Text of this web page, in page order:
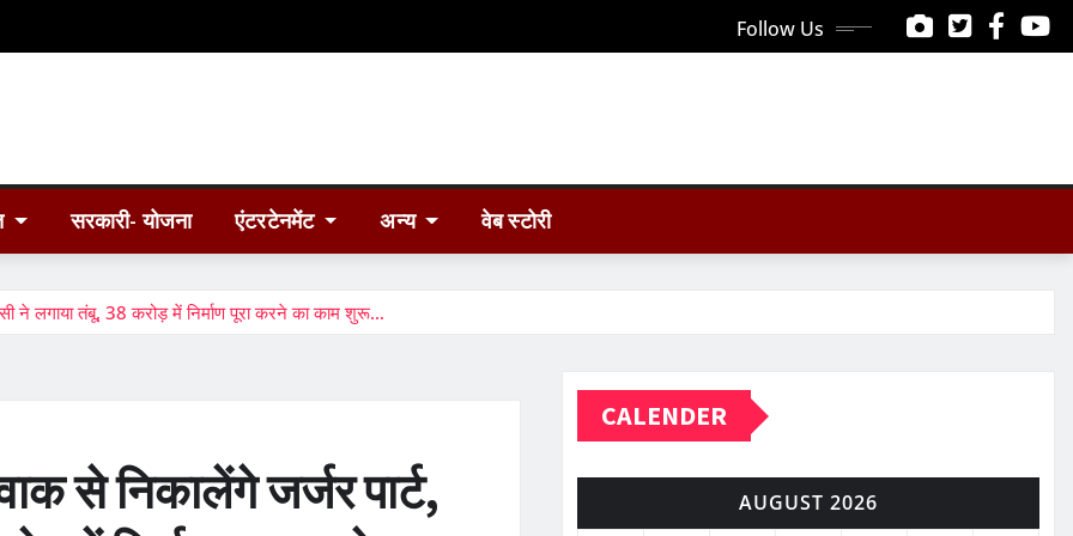
Follow Us
सरकारी- योजना एंटरटेनमेंट अन्य वेब स्टोरी
ने लगाया तंबू, 38 करोड़ में निर्माण पूरा करने का काम शुरू…
से निकालेंगे जर्जर पार्ट,
CALENDER
AUGUST 2026